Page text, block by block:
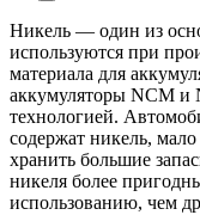
Никель — один из
используются при
материала для
аккумуляторы NCM
технологией.
содержат никель,
хранить большие
никеля более
использованию, чем